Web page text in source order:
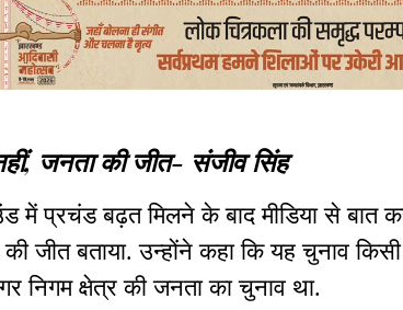
जनता की जीत- संजीव सिंह
में प्रचंड बढ़त मिलने के बाद मीडिया से बात
जीत बताया. उन्होंने कहा कि यह चुनाव
निगम क्षेत्र की जनता का चुनाव था.